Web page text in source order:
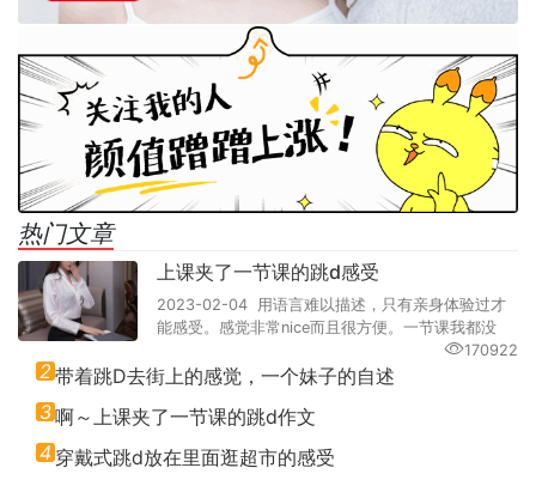
热门文章
上课夹了一节课的跳d感受
2023-02-04 用语言难以描述，只有亲身体验过才
能感受。感觉非常nice而且很方便。一节课我都没
170922
2 带着跳D去街上的感觉，一个妹子的自述
3啊～上课夹了一节课的跳d作文
4 穿戴式跳d放在里面逛超市的感受